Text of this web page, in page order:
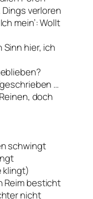
Dings verloren
mein’: Wollt
Sinn hier, ich
…
doch
schwingt
klingt)
Reim besticht
nicht